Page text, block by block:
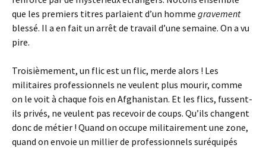
que les premiers titres parlaient d’un homme gravement
blessé. Il a en fait un arrêt de travail d’une semaine. On a vu
pire.
Troisièmement, un flic est un flic, merde alors ! Les
militaires professionnels ne veulent plus mourir, comme
on le voit à chaque fois en Afghanistan. Et les flics, fussent-
ils privés, ne veulent pas recevoir de coups. Qu’ils changent
donc de métier ! Quand on occupe militairement une zone,
quand on envoie un millier de professionnels suréquipés